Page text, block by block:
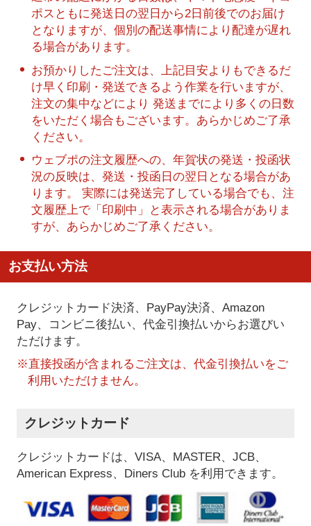
ポスともに発送日の翌日から2日前後でのお届け
となりますが、個別の配送事情により配達が遅れ
る場合があります。
お預かりしたご注文は、上記目安よりもできるだ
け早く印刷・発送できるよう作業を行いますが、
注文の集中などにより 発送までにより多くの日数
をいただく場合もございます。あらかじめご了承
ください。
ウェブポの注文履歴への、年賀状の発送・投函状
況の反映は、発送・投函日の翌日となる場合があ
ります。 実際には発送完了している場合でも、注
文履歴上で「印刷中」と表示される場合がありま
すが、あらかじめご了承ください。
お支払い方法
クレジットカード決済、PayPay決済、Amazon
Pay、コンビニ後払い、代金引換払いからお選びい
ただけます。
※直接投函が含まれるご注文は、代金引換払いをご
利用いただけません。
クレジットカード
クレジットカードは、VISA、MASTER、JCB、
American Express、Diners Club を利用できます。